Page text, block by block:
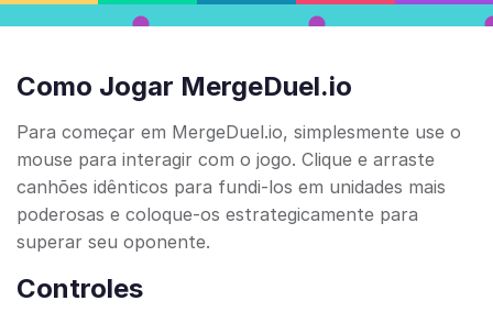
Como Jogar MergeDuel.io
Para começar em MergeDuel.io, simplesmente use o
mouse para interagir com o jogo. Clique e arraste
canhões idênticos para fundi-los em unidades mais
poderosas e coloque-os estrategicamente para
superar seu oponente.
Controles